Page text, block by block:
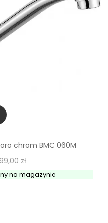
chrom BMO 060M
zł
na magazynie